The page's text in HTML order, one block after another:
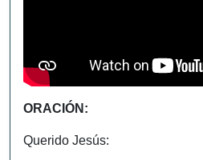
ORACIÓN:
Querido Jesús: